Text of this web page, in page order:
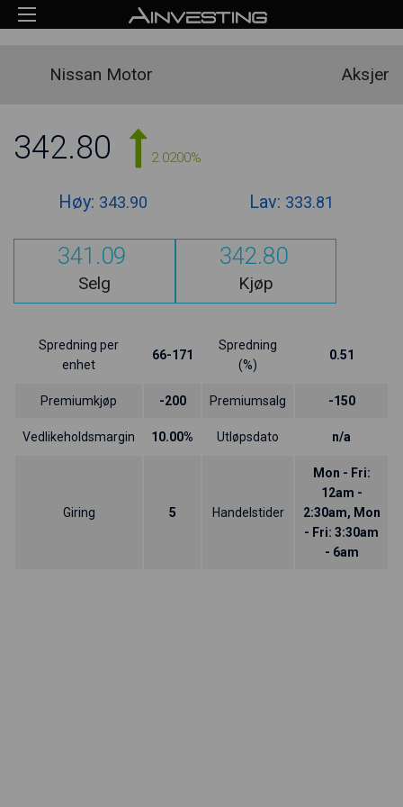
Nissan Motor Aksjer
342.80 2.0200%
Høy: 343.90 Lav: 333.81
341.09
Selg
342.80
Kjøp
Spredning per
enhet
66-171
Spredning
(%)
0.51
Premiumkjøp -200 Premiumsalg -150
Vedlikeholdsmargin 10.00% Utløpsdato n/a
Giring 5 Handelstider
Mon - Fri:
12am -
2:30am, Mon
- Fri: 3:30am
- 6am